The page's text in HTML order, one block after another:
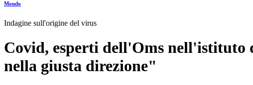
Mondo
Indagine sull'origine del virus
Covid, esperti dell'Oms
nella giusta direzione"